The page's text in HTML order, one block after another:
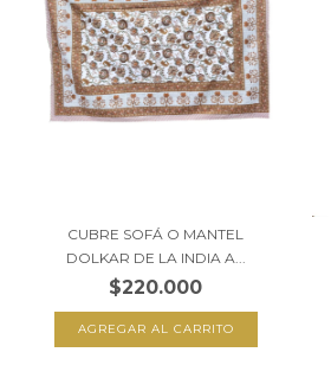
CUBRE SOFÁ O MANTEL
DOLKAR DE LA INDIA A...
$220.000